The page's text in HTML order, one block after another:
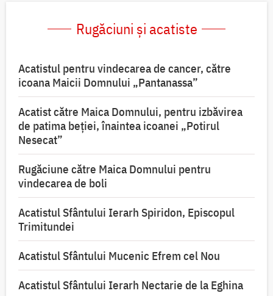
Rugăciuni și acatiste
Acatistul pentru vindecarea de cancer, către
icoana Maicii Domnului „Pantanassa”
Acatist către Maica Domnului, pentru izbăvirea
de patima beției, înaintea icoanei „Potirul
Nesecat”
Rugăciune către Maica Domnului pentru
vindecarea de boli
Acatistul Sfântului Ierarh Spiridon, Episcopul
Trimitundei
Acatistul Sfântului Mucenic Efrem cel Nou
Acatistul Sfântului Ierarh Nectarie de la Eghina